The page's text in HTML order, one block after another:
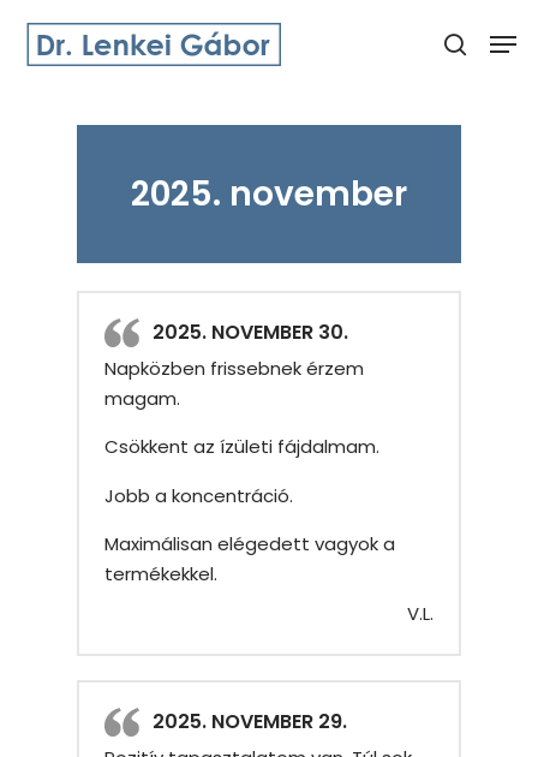
main
search
2025. november
2025. NOVEMBER 30.
Napközben frissebnek érzem
magam.
Csökkent az ízületi fájdalmam.
Jobb a koncentráció.
Maximálisan elégedett vagyok a
termékekkel.
V.L.
2025. NOVEMBER 29.